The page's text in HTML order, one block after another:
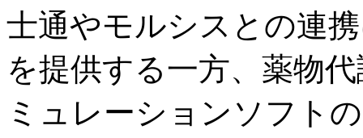
士通やモルシスとの連
を提供する一方、薬物
ミュレーションソフト